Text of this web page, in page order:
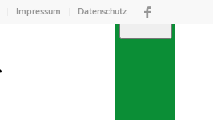
Impressum Datenschutz